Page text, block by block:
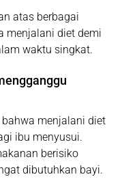
atas berbagai
menjalani diet demi
waktu singkat.
bahwa menjalani diet
ibu menyusui.
berisiko
dibutuhkan bayi.